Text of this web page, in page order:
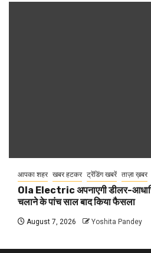
आपका शहर खबर हटकर ट्रेंडिंग खबरें ताज़ा ख़बर
Ola Electric अपनाएगी डीलर-
चलाने के पांच साल बाद किया फैसला
August 7, 2026 Yoshita Pandey